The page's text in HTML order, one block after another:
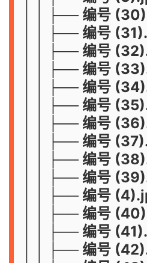
│ │ ├── 编号
│ │ ├── 编号
│ │ ├── 编号
│ │ ├── 编号
│ │ ├── 编号
│ │ ├── 编号
│ │ ├── 编号
│ │ ├── 编号
│ │ ├── 编号
│ │ ├── 编号
│ │ ├── 编号
│ │ ├── 编号
│ │ ├── 编号
│ │ ├── 编号